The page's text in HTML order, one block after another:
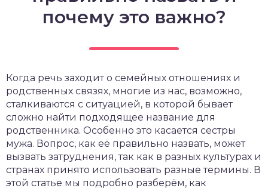
почему это важно?
Когда речь заходит о семейных отношениях и
родственных связях, многие из нас, возможно,
сталкиваются с ситуацией, в которой бывает
сложно найти подходящее название для
родственника. Особенно это касается сестры
мужа. Вопрос, как её правильно назвать, может
вызвать затруднения, так как в разных культурах и
странах принято использовать разные термины. В
этой статье мы подробно разберём, как